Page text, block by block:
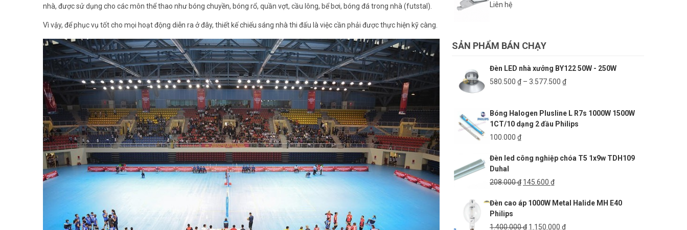
nhà, được sử dụng cho các môn thể thao như bóng chuyền, bóng rổ, quần vợt, cầu lông, bể bơi, bóng đá trong nhà (futstal).
Vì vậy, để phục vụ tốt cho mọi hoạt động diễn ra ở đây, thiết kế chiếu sáng nhà thi đấu là việc cần phải được thực hiện kỹ càng.
Liên hệ
SẢN PHẨM BÁN CHẠY
Đèn LED nhà xưởng BY122 50W - 250W
580.500 ₫ – 3.577.500 ₫Khoảng
580.500 ₫
đến
Bóng Halogen Plusline L R7s 1000W 1500W
1CT/10 dạng 2 đầu Philips
100.000 ₫
Đèn led công nghiệp chóa T5 1x9w TDH109
Duhal
208.000₫ Giá
là:
145.600 ₫Giá
tại
145.600 ₫.
Đèn cao áp 1000W Metal Halide MH E40
Philips
1.400.000₫ Giá
1.150.000 ₫Giá